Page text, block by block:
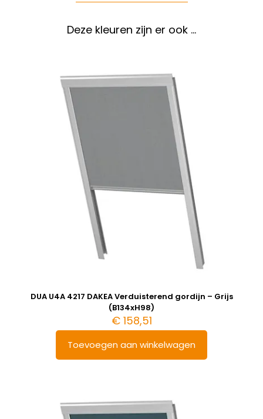
Deze kleuren zijn er ook …
DUA U4A 4217 DAKEA Verduisterend gordijn – Grijs
(B134xH98)
€158,51
Toevoegen aan winkelwagen